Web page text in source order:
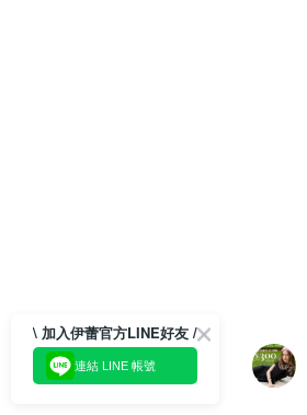
\ 加入伊蕾官方LINE好友 /
連結 LINE 帳號